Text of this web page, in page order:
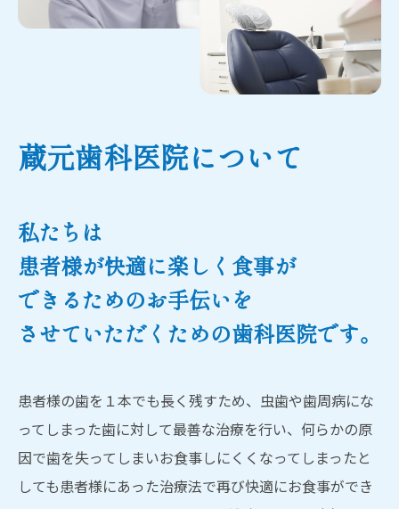
蔵元歯科医院について
私たちは
患者様が快適に楽しく食事が
できるためのお手伝いを
させていただくための歯科医院です。
患者様の歯を１本でも長く残すため、虫歯や歯周病にな
ってしまった歯に対して最善な治療を行い、何らかの原
因で歯を失ってしまいお食事しにくくなってしまったと
しても患者様にあった治療法で再び快適にお食事ができ